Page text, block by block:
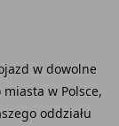
w dowolne
w Polsce,
oddziału